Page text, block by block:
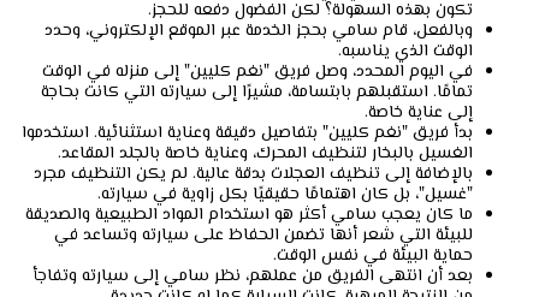
تكون بهذه السهولة؟ لكن الفضول دفعه للحجز.
وبالفعل، قام سامي بحجز الخدمة عبر الموقع الإلكتروني، وحدد
الوقت الذي يناسبه.
في اليوم المحدد، وصل فريق "نغم كليين" إلى منزله في الوقت
تمامًا. استقبلهم بابتسامة، مشيرًا إلى سيارته التي كانت بحاجة
إلى عناية خاصة.
بدأ فريق "نغم كليين" بتفاصيل دقيقة وعناية استثنائية. استخدموا
الغسيل بالبخار لتنظيف المحرك، وعناية خاصة بالجلد المقاعد.
بالإضافة إلى تنظيف العجلات بدقة عالية. لم يكن التنظيف مجرد
"غسيل"، بل كان اهتمامًا حقيقيًا بكل زاوية في سيارته.
ما كان يعجب سامي أكثر هو استخدام المواد الطبيعية والصديقة
للبيئة التي شعر أنها تضمن الحفاظ على سيارته وتساعد في
حماية البيئة في نفس الوقت.
بعد أن انتهى الفريق من عملهم، نظر سامي إلى سيارته وتفاجأ